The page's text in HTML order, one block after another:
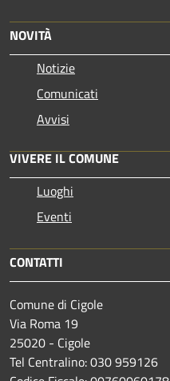
NOVITÀ
Notizie
Comunicati
Avvisi
VIVERE IL COMUNE
Luoghi
Eventi
CONTATTI
Comune di Cigole
Via Roma 19
25020 - Cigole
Tel Centralino: 030 959126